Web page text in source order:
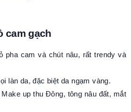
cam gạch
pha cam và chút nâu, rất trendy và
làn da, đặc biệt da ngạm vàng.
up thu Đông, tông nâu đất, mắt